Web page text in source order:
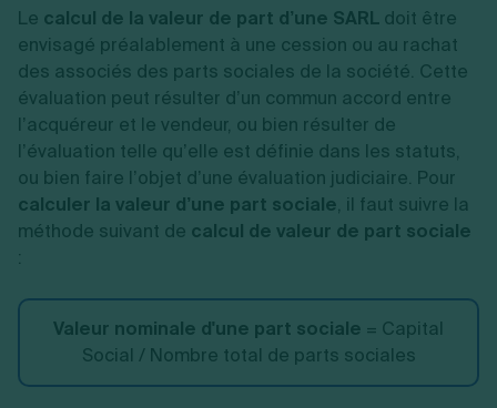
Le calcul de la valeur de part d’une SARL doit être
envisagé préalablement à une cession ou au rachat
des associés des parts sociales de la société. Cette
évaluation peut résulter d’un commun accord entre
l’acquéreur et le vendeur, ou bien résulter de
l’évaluation telle qu’elle est définie dans les statuts,
ou bien faire l’objet d’une évaluation judiciaire. Pour
calculer la valeur d’une part sociale, il faut suivre la
méthode suivant de calcul de valeur de part sociale
:
Valeur nominale d'une part sociale = Capital
Social / Nombre total de parts sociales